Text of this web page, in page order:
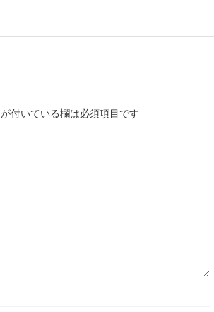
が付いている欄は必須項目です